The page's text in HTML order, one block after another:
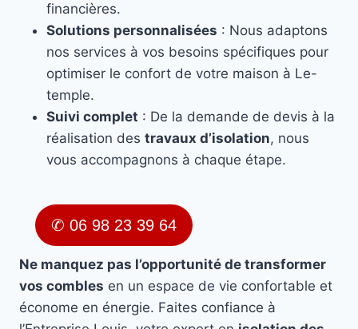
financières.
Solutions personnalisées : Nous adaptons
nos services à vos besoins spécifiques pour
optimiser le confort de votre maison à Le-
temple.
Suivi complet : De la demande de devis à la
réalisation des travaux d’isolation, nous
vous accompagnons à chaque étape.
✆ 06 98 23 39 64
Ne manquez pas l’opportunité de transformer
vos combles en un espace de vie confortable et
économe en énergie. Faites confiance à